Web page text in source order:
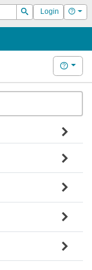
Suchen
Login Hilfe
Hilfe